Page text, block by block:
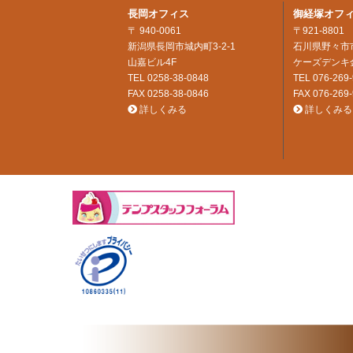
長岡オフィス
〒 940-0061
新潟県長岡市城内町3-2-1
山嘉ビル4F
TEL 0258-38-0848
FAX 0258-38-0846
詳しくみる
御経塚オフ
〒921-8801
石川県野々市
ケーズデンキ
TEL 076-
FAX 076-
詳しくみる